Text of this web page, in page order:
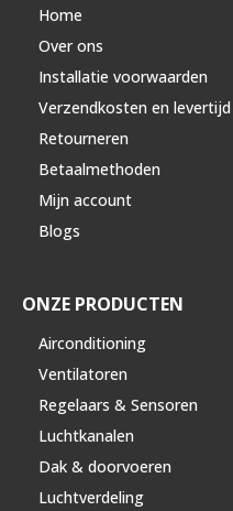
Home
Over ons
Installatie voorwaarden
Verzendkosten en levertijd
Retourneren
Betaalmethoden
Mijn account
Blogs
ONZE PRODUCTEN
Airconditioning
Ventilatoren
Regelaars & Sensoren
Luchtkanalen
Dak & doorvoeren
Luchtverdeling